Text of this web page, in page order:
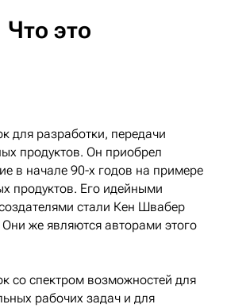
Что это
разработки, передачи
продуктов. Он приобрел
в начале 90-х годов на примере
продуктов. Его идейными
стали Кен Швабер
же являются авторами этого
со спектром возможностей для
рабочих задач и для